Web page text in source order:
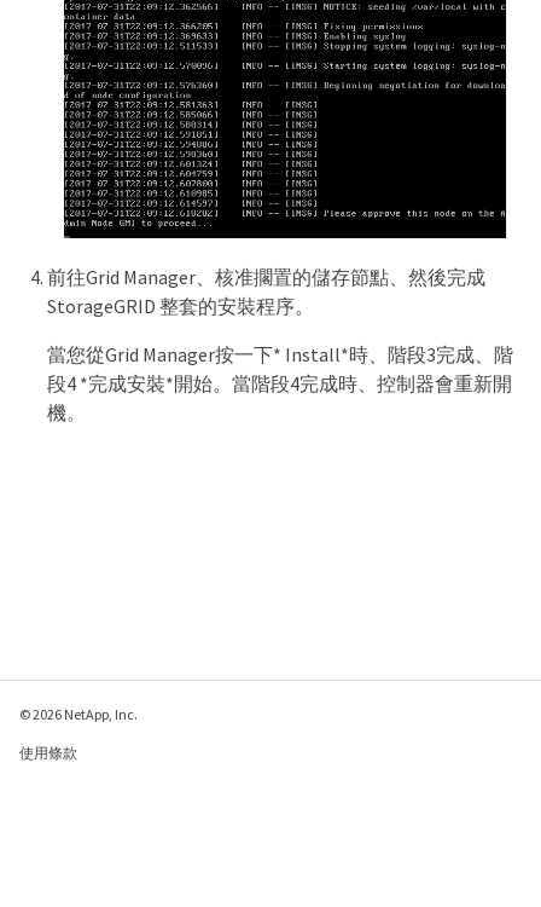
前往Grid Manager、核准擱置的儲存節點、然後完成
StorageGRID 整套的安裝程序。
當您從Grid Manager按一下* Install*時、階段3完成、階
段4 *完成安裝*開始。當階段4完成時、控制器會重新開
機。
© 2026 NetApp, Inc.
使用條款